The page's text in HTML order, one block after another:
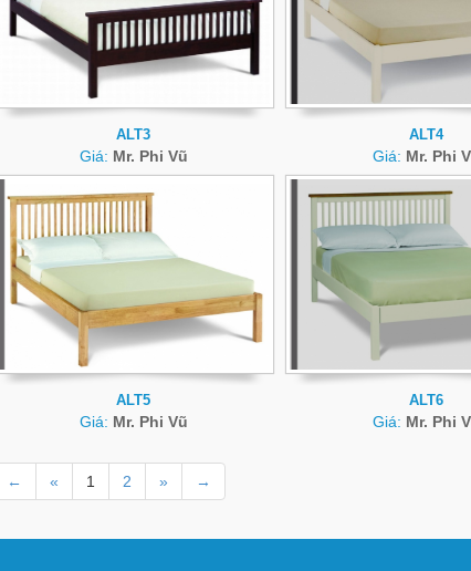
ALT3
Giá: Mr. Phi Vũ
ALT4
Giá: Mr. Phi
ALT5
Giá: Mr. Phi Vũ
ALT6
Giá: Mr. Phi
← « 1 2 » →